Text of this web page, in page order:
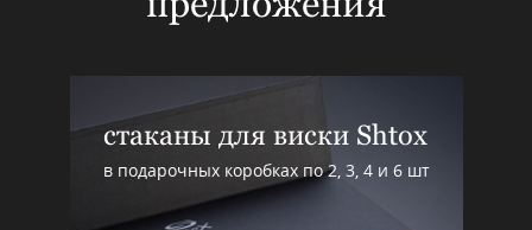
стаканы для виски Shtox
в подарочных коробках по 2, 3, 4 и 6 шт